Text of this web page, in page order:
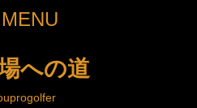
への道